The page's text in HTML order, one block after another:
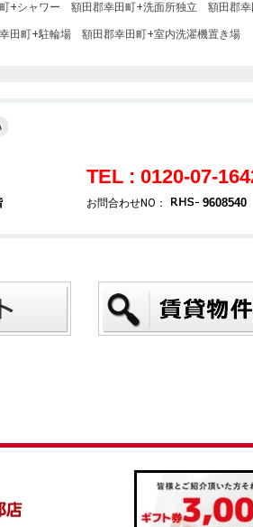
+シャワー 額田郡幸田町+洗面所独立 額田郡
田町+駐輪場 額田郡幸田町+室内洗濯機置き場
TEL : 0120-07-
お問合わせNO： 9608540